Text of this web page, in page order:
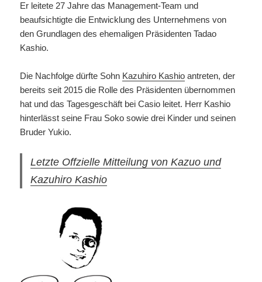
Er leitete 27 Jahre das Management-Team und
beaufsichtigte die Entwicklung des Unternehmens von
den Grundlagen des ehemaligen Präsidenten Tadao
Kashio.
Die Nachfolge dürfte Sohn Kazuhiro Kashio antreten, der
bereits seit 2015 die Rolle des Präsidenten übernommen
hat und das Tagesgeschäft bei Casio leitet. Herr Kashio
hinterlässt seine Frau Soko sowie drei Kinder und seinen
Bruder Yukio.
Letzte Offzielle Mitteilung von Kazuo und
Kazuhiro Kashio